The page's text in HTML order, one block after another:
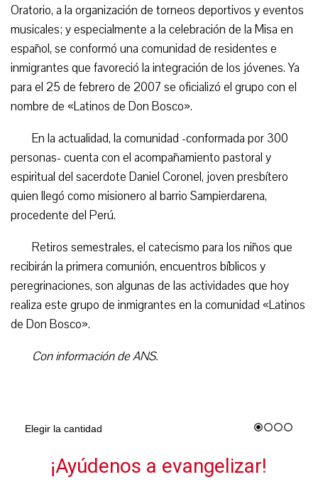
Oratorio, a la organización de torneos deportivos y eventos
musicales; y especialmente a la celebración de la Misa en
español, se conformó una comunidad de residentes e
inmigrantes que favoreció la integración de los jóvenes. Ya
para el 25 de febrero de 2007 se oficializó el grupo con el
nombre de «Latinos de Don Bosco».
En la actualidad, la comunidad -conformada por 300
personas- cuenta con el acompañamiento pastoral y
espiritual del sacerdote Daniel Coronel, joven presbítero
quien llegó como misionero al barrio Sampierdarena,
procedente del Perú.
Retiros semestrales, el catecismo para los niños que
recibirán la primera comunión, encuentros bíblicos y
peregrinaciones, son algunas de las actividades que hoy
realiza este grupo de inmigrantes en la comunidad «Latinos
de Don Bosco».
Con información de ANS.